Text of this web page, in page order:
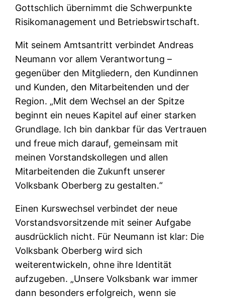
Gottschlich übernimmt die Schwerpunkte
Risikomanagement und Betriebswirtschaft.
Mit seinem Amtsantritt verbindet Andreas
Neumann vor allem Verantwortung –
gegenüber den Mitgliedern, den Kundinnen
und Kunden, den Mitarbeitenden und der
Region. „Mit dem Wechsel an der Spitze
beginnt ein neues Kapitel auf einer starken
Grundlage. Ich bin dankbar für das Vertrauen
und freue mich darauf, gemeinsam mit
meinen Vorstandskollegen und allen
Mitarbeitenden die Zukunft unserer
Volksbank Oberberg zu gestalten.“
Einen Kurswechsel verbindet der neue
Vorstandsvorsitzende mit seiner Aufgabe
ausdrücklich nicht. Für Neumann ist klar: Die
Volksbank Oberberg wird sich
weiterentwickeln, ohne ihre Identität
aufzugeben. „Unsere Volksbank war immer
dann besonders erfolgreich, wenn sie